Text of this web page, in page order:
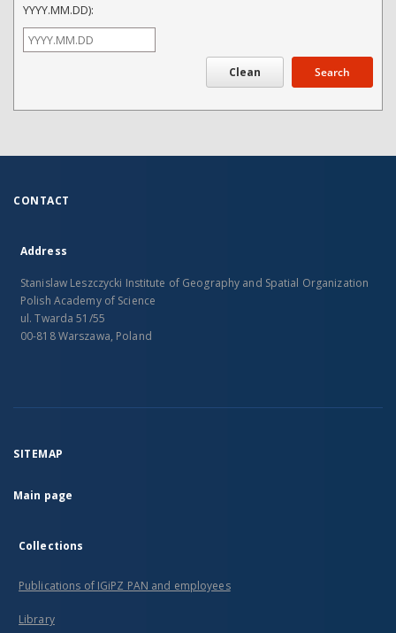
YYYY.MM.DD):
Search
CONTACT
Address
Stanislaw Leszczycki Institute of Geography and Spatial Organization
Polish Academy of Science
ul. Twarda 51/55
00-818 Warszawa, Poland
SITEMAP
Main page
Collections
Publications of IGiPZ PAN and employees
Library